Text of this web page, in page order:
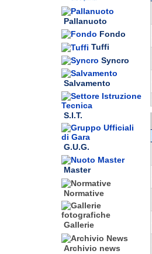
Pallanuoto
Fondo
Tuffi
Syncro
Salvamento
S.I.T.
G.U.G.
Master
Normative
Gallerie
Archivio news